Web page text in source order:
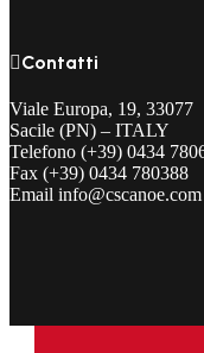
Contatti
Viale Europa, 19, 33077
Sacile (PN) – ITALY
Telefono (+39) 0434
Fax (+39) 0434 780388
Email info@cscanoe.com